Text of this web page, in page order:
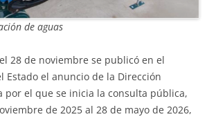
de aguas
28 de noviembre se publicó en el
Estado el anuncio de la Dirección
por el que se inicia la consulta pública,
de 2025 al 28 de mayo de 2026,